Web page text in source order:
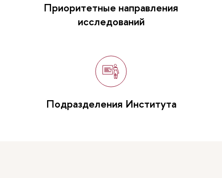
Приоритетные направления
исследований
Подразделения Института